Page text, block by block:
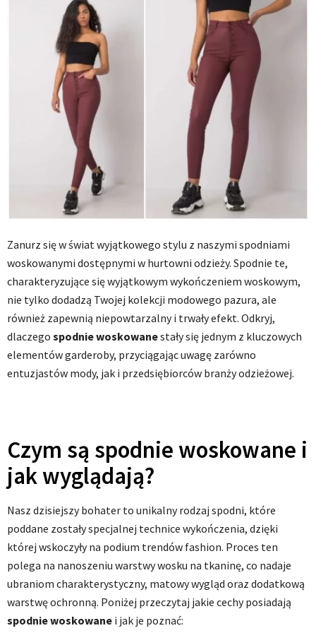
Zanurz się w świat wyjątkowego stylu z naszymi spodniami
woskowanymi dostępnymi w hurtowni odzieży. Spodnie te,
charakteryzujące się wyjątkowym wykończeniem woskowym,
nie tylko dodadzą Twojej kolekcji modowego pazura, ale
również zapewnią niepowtarzalny i trwały efekt. Odkryj,
dlaczego spodnie woskowanestały się jednym z kluczowych
elementów garderoby, przyciągając uwagę zarówno
entuzjastów mody, jak i przedsiębiorców branży odzieżowej.
Czym są spodnie woskowane i
jak wyglądają?
Nasz dzisiejszy bohater to unikalny rodzaj spodni, które
poddane zostały specjalnej technice wykończenia, dzięki
której wskoczyły na podium trendów fashion. Proces ten
polega na nanoszeniu warstwy wosku na tkaninę, co nadaje
ubraniom charakterystyczny, matowy wygląd oraz dodatkową
warstwę ochronną. Poniżej przeczytaj jakie cechy posiadają
spodnie woskowane i jak je poznać: